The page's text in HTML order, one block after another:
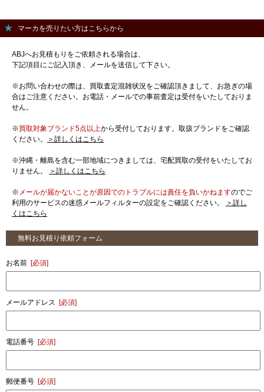
マーカを売りたい方はこちらから
ABJへお見積もりをご依頼される場合は、
下記項目にご記入頂き、メールを送信して下さい。
※お問い合わせの際は、買取査定混雑状況をご確認頂きまして、お急ぎの場
合はご注意ください。お電話・メールでの事前査定は受付をいたしておりま
せん。
※買取対象ブランド5点以上から受付しております。取扱ブランドをご確認
ください。
＞詳しくはこちら
※沖縄・離島を含む一部地域につきましては、宅配買取の受付をいたしてお
りません。
＞詳しくはこちら
※ メールが届かないことが原因でのトラブルには責任を負いかねますのでご
利用のサービスの迷惑メールフィルターの設定をご確認ください。
＞詳し
くはこちら
無料お見積り依頼フォーム
お名前 [必須]
メールアドレス [必須]
電話番号 [必須]
郵便番号 [必須]